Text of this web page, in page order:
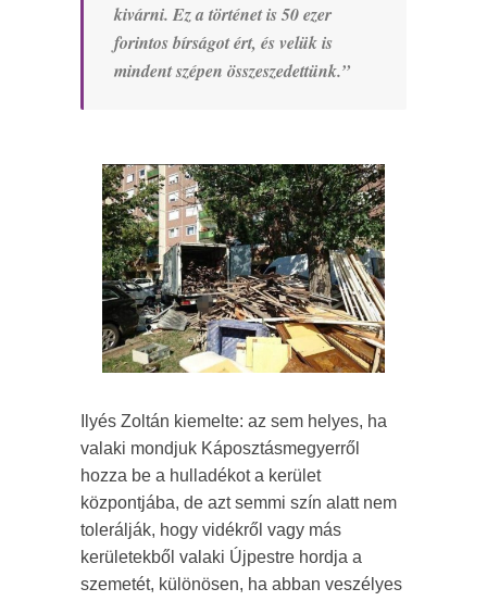
kivárni. Ez a történet is 50 ezer
forintos bírságot ért, és velük is
mindent szépen összeszedettünk.”
Ilyés Zoltán kiemelte: az sem helyes, ha
valaki mondjuk Káposztásmegyerről
hozza be a hulladékot a kerület
központjába, de azt semmi szín alatt nem
tolerálják, hogy vidékről vagy más
kerületekből valaki Újpestre hordja a
szemetét, különösen, ha abban veszélyes